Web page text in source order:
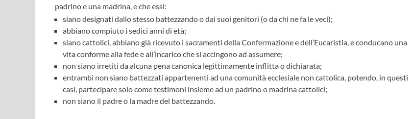
padrino e una madrina, e che essi:
siano designati dallo stesso battezzando o dai suoi genitori (o da chi ne fa le veci);
abbiano compiuto i sedici anni di età;
siano cattolici, abbiano già ricevuto i sacramenti della Confermazione e dell’Eucaristia, e conducano una
vita conforme alla fede e all’incarico che si accingono ad assumere;
non siano irretiti da alcuna pena canonica legittimamente inflitta o dichiarata;
entrambi non siano battezzati appartenenti ad una comunità ecclesiale non cattolica, potendo, in questi
casi, partecipare solo come testimoni insieme ad un padrino o madrina cattolici;
non siano il padre o la madre del battezzando.